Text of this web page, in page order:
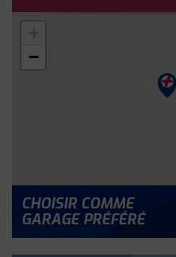
−
CHOISIR COMME
GARAGE PRÉFÉRÉ